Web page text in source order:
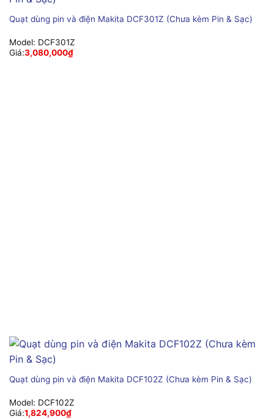
Quạt dùng pin và điện Makita DCF301Z (Chưa kèm Pin & Sạc)
Model: DCF301Z
Giá:3,080,000₫
Quạt dùng pin và điện Makita DCF102Z (Chưa kèm Pin & Sạc)
Model: DCF102Z
Giá:1,824,900₫